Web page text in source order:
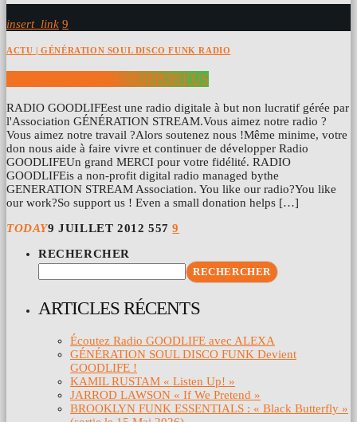
insert_link 9
ACTU | GÉNÉRATION SOUL DISCO FUNK RADIO
SOUTENEZ NOUS – SUPPORT US
RADIO GOODLIFEest une radio digitale à but non lucratif gérée par
l'Association GÉNÉRATION STREAM.Vous aimez notre radio ?
Vous aimez notre travail ?Alors soutenez nous !Même minime, votre
don nous aide à faire vivre et continuer de développer Radio
GOODLIFEUn grand MERCI pour votre fidélité. RADIO
GOODLIFEis a non-profit digital radio managed bythe
GENERATION STREAM Association. You like our radio?You like
our work?So support us ! Even a small donation helps […]
TODAY9 JUILLET 2012 557 9
RECHERCHER
RECHERCHER
ARTICLES RÉCENTS
Écoutez Radio GOODLIFE avec ALEXA
GÉNÉRATION SOUL DISCO FUNK Devient
GOODLIFE !
KAMIL RUSTAM « Listen Up! »
JARROD LAWSON « If We Pretend »
BROOKLYN FUNK ESSENTIALS : « Black Butterfly »